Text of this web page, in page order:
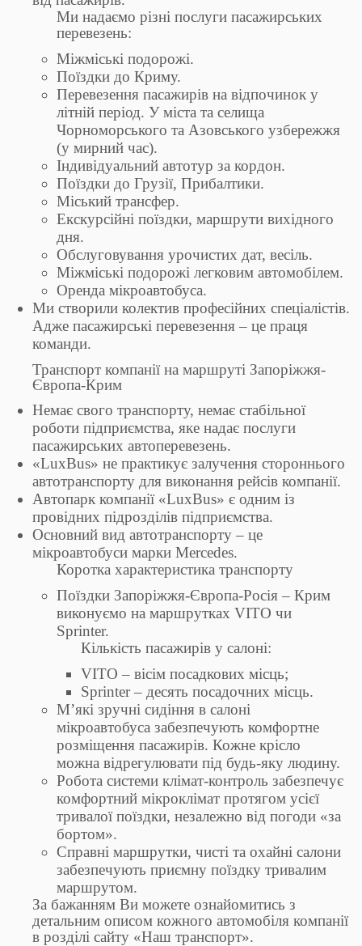
Ми надаємо різні послуги пасажирських
перевезень:
Міжміські подорожі.
Поїздки до Криму.
Перевезення пасажирів на відпочинок у
літній період. У міста та селища
Чорноморського та Азовського узбережжя
(у мирний час).
Індивідуальний автотур за кордон.
Поїздки до Грузії, Прибалтики.
Міський трансфер.
Екскурсійні поїздки, маршрути вихідного
дня.
Обслуговування урочистих дат, весіль.
Міжміські подорожі легковим автомобілем.
Оренда мікроавтобуса.
Ми створили колектив професійних спеціалістів.
Адже пасажирські перевезення – це праця
команди.
Транспорт компанії на маршруті Запоріжжя-
Європа-Крим
Немає свого транспорту, немає стабільної
роботи підприємства, яке надає послуги
пасажирських автоперевезень.
«LuxBus» не практикує залучення стороннього
автотранспорту для виконання рейсів компанії.
Автопарк компанії «LuxBus» є одним із
провідних підрозділів підприємства.
Основний вид автотранспорту – це
мікроавтобуси марки Mercedes.
Коротка характеристика транспорту
Поїздки Запоріжжя-Європа-Росія – Крим
виконуємо на маршрутках VITO чи
Sprinter.
Кількість пасажирів у салоні:
VITO – вісім посадкових місць;
Sprinter – десять посадочних місць.
М’які зручні сидіння в салоні
мікроавтобуса забезпечують комфортне
розміщення пасажирів. Кожне крісло
можна відрегулювати під будь-яку людину.
Робота системи клімат-контроль забезпечує
комфортний мікроклімат протягом усієї
тривалої поїздки, незалежно від погоди «за
бортом».
Справні маршрутки, чисті та охайні салони
забезпечують приємну поїздку тривалим
маршрутом.
За бажанням Ви можете ознайомитись з
детальним описом кожного автомобіля компанії
в розділі сайту «Наш транспорт».